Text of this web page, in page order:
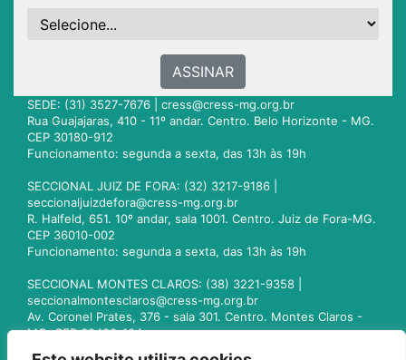
ASSINAR
SEDE: (31) 3527-7676 | cress@cress-mg.org.br
Rua Guajajaras, 410 - 11º andar. Centro. Belo Horizonte - MG.
CEP 30180-912
Funcionamento: segunda a sexta, das 13h às 19h
SECCIONAL JUIZ DE FORA: (32) 3217-9186 |
seccionaljuizdefora@cress-mg.org.br
R. Halfeld, 651. 10º andar, sala 1001. Centro. Juiz de Fora-MG.
CEP 36010-002
Funcionamento: segunda a sexta, das 13h às 19h
SECCIONAL MONTES CLAROS: (38) 3221-9358 |
seccionalmontesclaros@cress-mg.org.br
Av. Coronel Prates, 376 - sala 301. Centro. Montes Claros -
MG. CEP 39400-104